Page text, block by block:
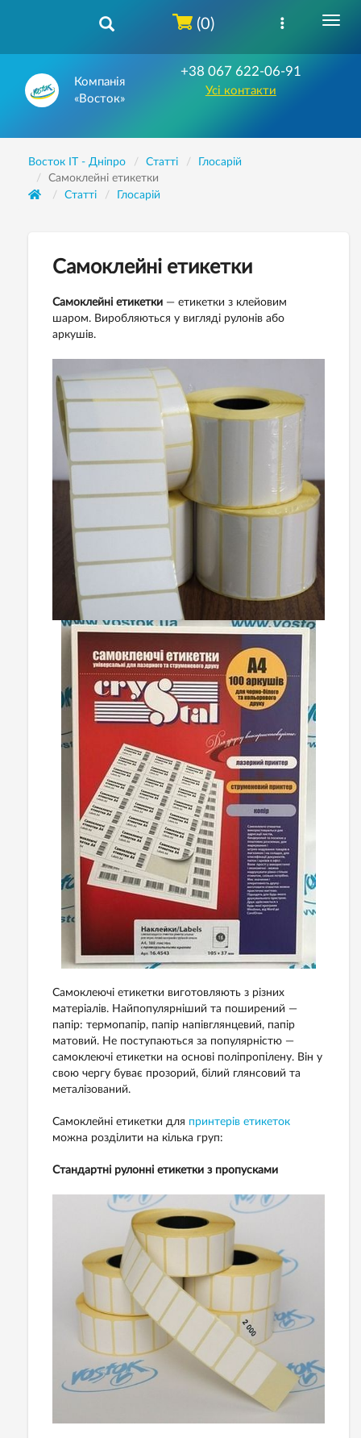
Компанія
«Восток»
+38 067 622-06-91
Усі контакти
(0)
Восток IT - Дніпро Статті
Глосарій
Самоклейні етикетки
Статті
Глосарій
Самоклейні етикетки
Самоклейні етикетки — етикетки з клейовим
шаром. Виробляються у вигляді рулонів або
аркушів.
Самоклеючі етикетки виготовляють з різних
матеріалів. Найпопулярніший та поширений —
папір: термопапір, папір напівглянцевий, папір
матовий. Не поступаються за популярністю —
самоклеючі етикетки на основі поліпропілену. Він у
свою чергу буває прозорий, білий глянсовий та
металізований.
Самоклейні етикетки для принтерів етикеток
можна розділити на кілька груп:
Стандартні рулонні етикетки з пропусками